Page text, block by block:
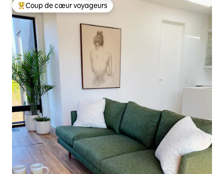
Coups de cœur voyageurs les plus appréciés
Coup de cœur voyageurs